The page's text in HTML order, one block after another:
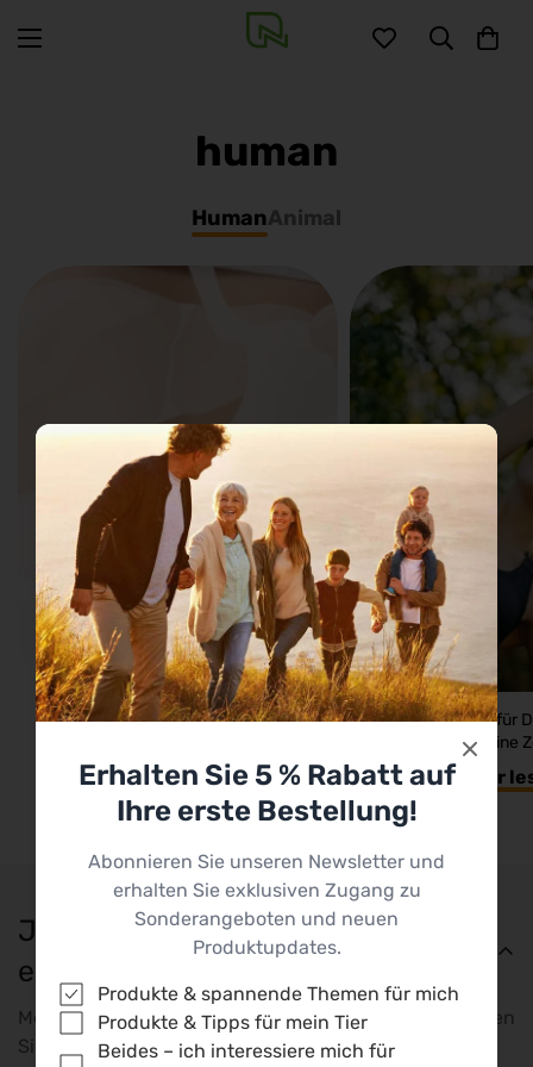
human
HumanAnimal
Wusstest Du, dass Hitze Deinen
Mehr lesen
Mehr Energie für
Warum Deine
Unterschied
Mehr
Jetzt Newsletter abonnieren &
exklusive Rabatte erhalten
Melden Sie sich für unseren Newsletter an und erhalten
Sie dauerhaft 5% Rabatt auf jede Bestellung
Erhalten Sie 5 % Rabatt auf
Ihre erste Bestellung!
Abonnieren Sie unseren Newsletter und
erhalten Sie exklusiven Zugang zu
Sonderangeboten und neuen
Produktupdates.
Produkte & spannende Themen für mich
Produkte & Tipps für mein Tier
Beides – ich interessiere mich für